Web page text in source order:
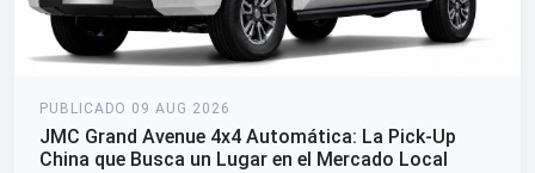
PUBLICADO 09 AUG 2026
JMC Grand Avenue 4x4 Automática: La Pick-Up
China que Busca un Lugar en el Mercado Local